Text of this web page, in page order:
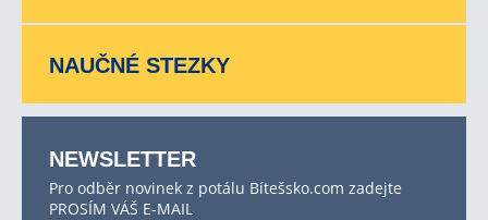
NAUČNÉ STEZKY
NEWSLETTER
Pro odběr novinek z potálu Bítešsko.com zadejte
PROSÍM VÁŠ E-MAIL